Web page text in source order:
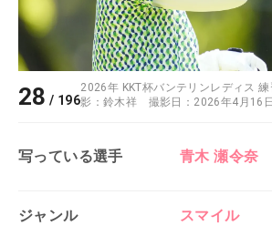
28 / 196
2026年 KKT杯バンテリンレディス
影：鈴木祥 撮影日：2026年4月16日
写っている選手 青木 瀬令奈
ジャンル スマイル